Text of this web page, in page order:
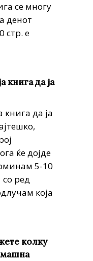
се многу
денот
стр. е
книга да ја
да ја
ќе дојде
5-10
ред
која
колку